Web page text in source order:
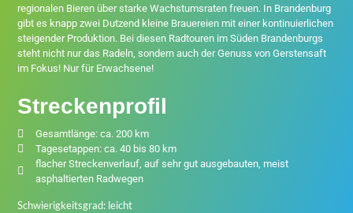
regionalen Bieren über starke Wachstumsraten freuen. In Brandenburg
gibt es knapp zwei Dutzend kleine Brauereien mit einer kontinuierlichen
steigender Produktion. Bei diesen Radtouren im Süden Brandenburgs
steht nicht nur das Radeln, sondern auch der Genuss von Gerstensaft
im Fokus! Nur für Erwachsene!
Streckenprofil
Gesamtlänge: ca. 200 km
Tagesetappen: ca. 40 bis 80 km
flacher Streckenverlauf, auf sehr gut ausgebauten, meist
asphaltierten Radwegen
Schwierigkeitsgrad: leicht